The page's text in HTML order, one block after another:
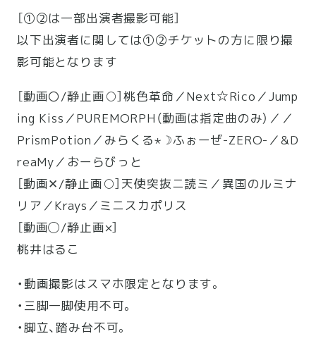
［①②は一部出演者撮影可能］
以下出演者に関しては①②チケットの方に限り撮
影可能となります
［動画〇/静止画○］桃色革命／Next☆Rico／Jump
ing Kiss／PUREMORPH（動画は指定曲のみ）／／
PrismPotion／みらくる⋆☽ふぉーぜ-ZERO-／&D
reaMy／おーらびっと
［動画✕/静止画○］天使突抜ニ読ミ／異国のルミナ
リア／Krays／ミニスカポリス
［動画◯/静止画×］
桃井はるこ
・動画撮影はスマホ限定となります。
・三脚一脚使用不可。
・脚立、踏み台不可。